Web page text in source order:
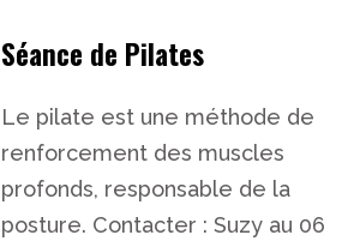
Séance de Pilates
Le pilate est une méthode de
renforcement des muscles
profonds, responsable de la
posture. Contacter : Suzy au 06